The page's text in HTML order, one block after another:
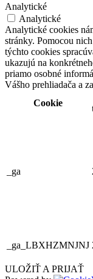
Analytické
Analytické
Analytické cookies
stránky. Pomocou
týchto cookies
ukazujú na
priamo osobné
Vášho prehliadača a
Cookie
_ga
_ga_LBXHZMNJNJ
ULOŽIŤ A PRIJAŤ